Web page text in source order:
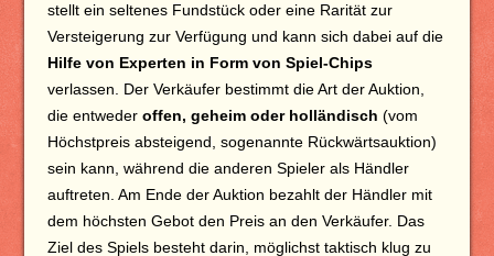
stellt ein seltenes Fundstück oder eine Rarität zur
Versteigerung zur Verfügung und kann sich dabei auf die
Hilfe von Experten in Form von Spiel-Chips
verlassen. Der Verkäufer bestimmt die Art der Auktion,
die entweder offen, geheim oder holländisch (vom
Höchstpreis absteigend, sogenannte Rückwärtsauktion)
sein kann, während die anderen Spieler als Händler
auftreten. Am Ende der Auktion bezahlt der Händler mit
dem höchsten Gebot den Preis an den Verkäufer. Das
Ziel des Spiels besteht darin, möglichst taktisch klug zu